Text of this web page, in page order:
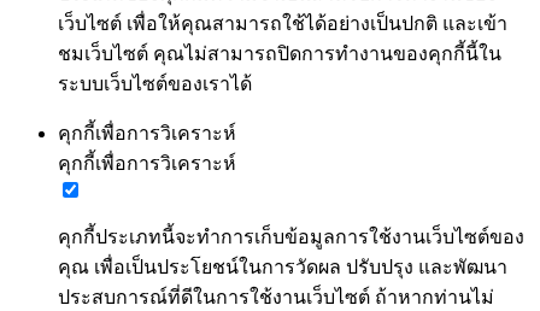
เว็บไซต์ เพื่อให้คุณสามารถใช้ได้อย่างเป็นปกติ และเข้า
ชมเว็บไซต์ คุณไม่สามารถปิดการทำงานของคุกกี้นี้ใน
ระบบเว็บไซต์ของเราได้
คุกกี้เพื่อการวิเคราะห์
คุกกี้เพื่อการวิเคราะห์
คุกกี้ประเภทนี้จะทำการเก็บข้อมูลการใช้งานเว็บไซต์ของ
คุณ เพื่อเป็นประโยชน์ในการวัดผล ปรับปรุง และพัฒนา
ประสบการณ์ที่ดีในการใช้งานเว็บไซต์ ถ้าหากท่านไม่